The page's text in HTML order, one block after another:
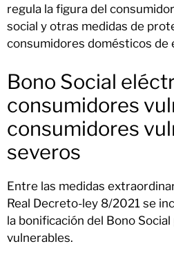
regula la figura del
social y otras medidas de
consumidores domésticos de
Bono Social
consumidores
consumidores
severos
Entre las medidas
Real Decreto-ley 8/2021 se
la bonificación del Bono
vulnerables.